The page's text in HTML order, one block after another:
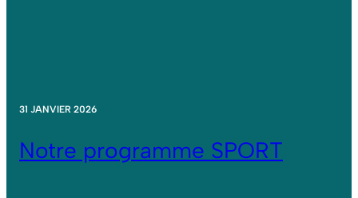
31 JANVIER 2026
Notre programme SPORT